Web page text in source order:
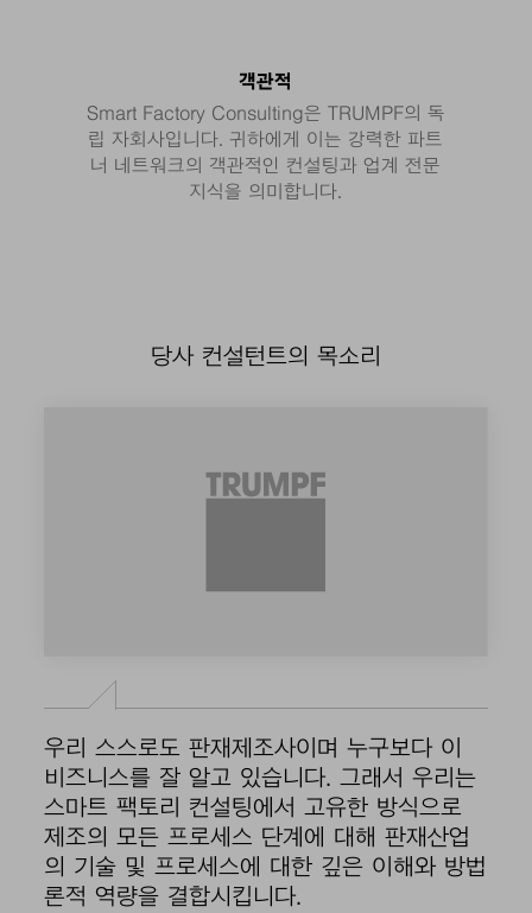
객관적
Smart Factory Consulting은 TRUMPF의 독
립 자회사입니다. 귀하에게 이는 강력한 파트
너 네트워크의 객관적인 컨설팅과 업계 전문
지식을 의미합니다.
당사 컨설턴트의 목소리
우리 스스로도 판재제조사이며 누구보다 이
비즈니스를 잘 알고 있습니다. 그래서 우리는
스마트 팩토리 컨설팅에서 고유한 방식으로
제조의 모든 프로세스 단계에 대해 판재산업
의 기술 및 프로세스에 대한 깊은 이해와 방법
론적 역량을 결합시킵니다.